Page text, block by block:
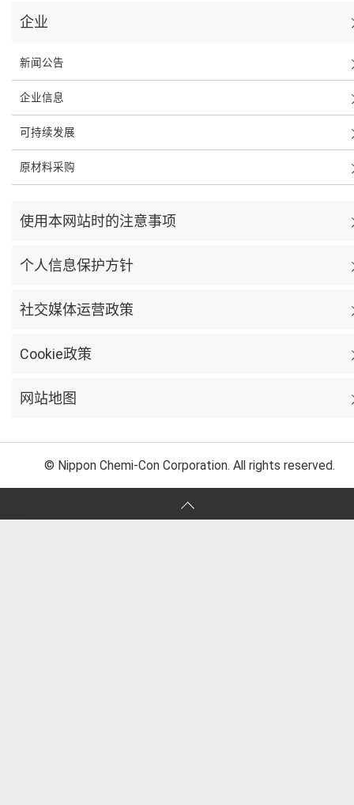
企业
新闻公告
企业信息
可持续发展
原材料采购
使用本网站时的注意事项
个人信息保护方针
社交媒体运营政策
Cookie政策
网站地图
© Nippon Chemi-Con Corporation. All rights reserved.